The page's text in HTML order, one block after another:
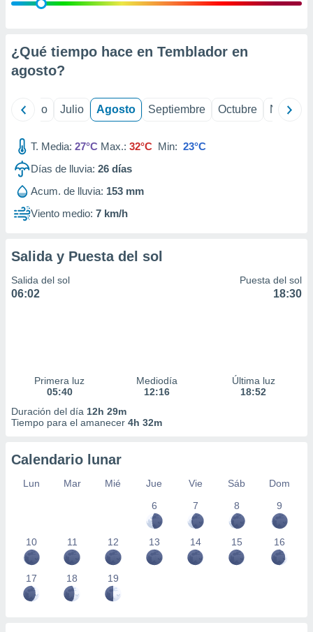
e
mediante
publicidad
de
1199
¿Qué tiempo hace en Temblador en
agosto?
Junio Julio Agosto Septiembre Octubre
T. Media: 27°C Max.: 32°C Min: 23°C
Días de lluvia: 26 días
Acum. de lluvia: 153 mm
Viento medio: 7 km/h
Salida y Puesta del sol
Salida del sol
06:02
Puesta del sol
18:30
Primera luz
05:40
Mediodía
12:16
Última luz
18:52
Duración del día 12h 29m
Tiempo para el amanecer 4h 32m
Calendario lunar
Lun Mar Mié Jue Vie Sáb
Dom
6
7 8 9
10 11 12 13 14 15 16
17 18 19